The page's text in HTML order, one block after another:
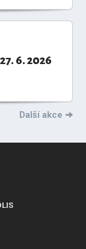
6. 2026
Další akce